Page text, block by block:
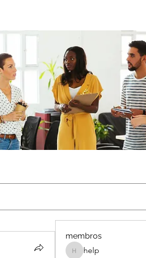
membros
help
help